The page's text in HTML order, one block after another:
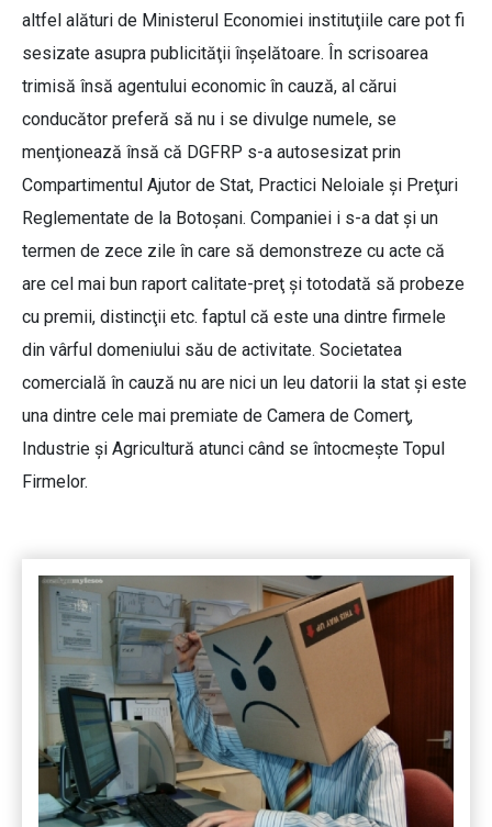
altfel alături de Ministerul Economiei instituţiile care pot fi
sesizate asupra publicităţii înşelătoare. În scrisoarea
trimisă însă agentului economic în cauză, al cărui
conducător preferă să nu i se divulge numele, se
menţionează însă că DGFRP s-a autosesizat prin
Compartimentul Ajutor de Stat, Practici Neloiale şi Preţuri
Reglementate de la Botoşani. Companiei i s-a dat şi un
termen de zece zile în care să demonstreze cu acte că
are cel mai bun raport calitate-preţ şi totodată să probeze
cu premii, distincţii etc. faptul că este una dintre firmele
din vârful domeniului său de activitate. Societatea
comercială în cauză nu are nici un leu datorii la stat şi este
una dintre cele mai premiate de Camera de Comerţ,
Industrie şi Agricultură atunci când se întocmeşte Topul
Firmelor.